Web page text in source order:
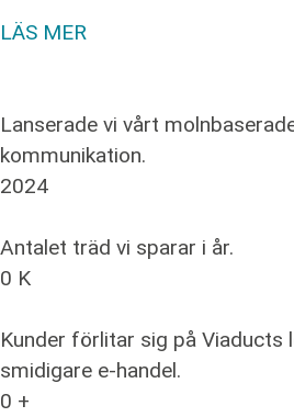
LÄS MER
Lanserade vi vårt
kommunikation.
2024
Antalet träd vi sparar i år.
0 K
Kunder förlitar sig på Viaducts
smidigare e-handel.
0 +